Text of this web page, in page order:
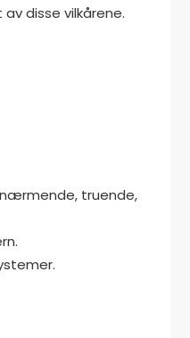
disse vilkårene.
truende,